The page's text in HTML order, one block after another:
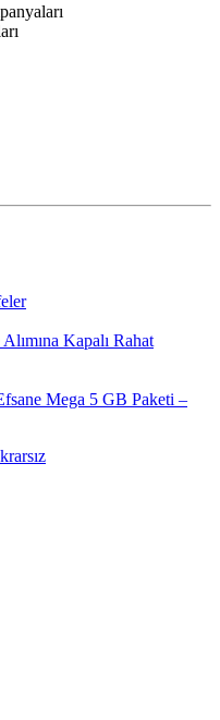
Kapalı Rahat
Mega 5 GB Paketi –